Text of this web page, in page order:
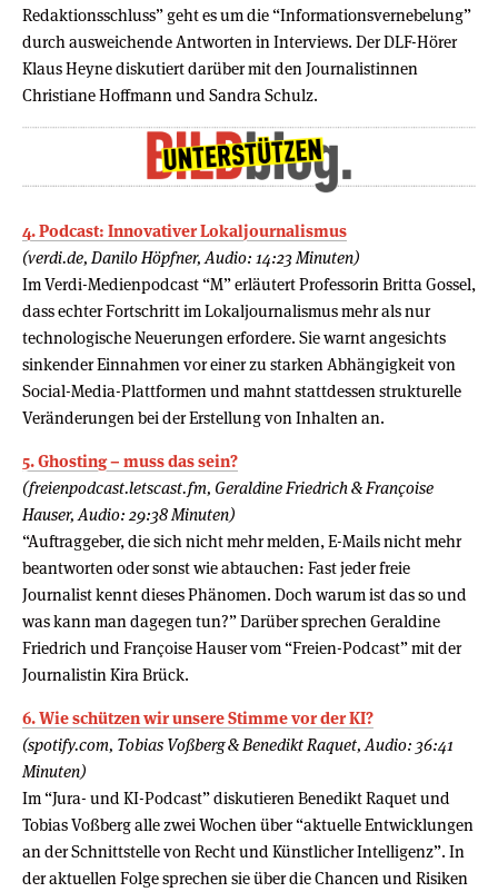
Redaktionsschluss” geht es um die “Informationsvernebelung”
durch ausweichende Antworten in Interviews. Der DLF-Hörer
Klaus Heyne diskutiert darüber mit den Journalistinnen
Christiane Hoffmann und Sandra Schulz.
4. Podcast: Innovativer Lokaljournalismus
(verdi.de, Danilo Höpfner, Audio: 14:23 Minuten)
Im Verdi-Medienpodcast “M” erläutert Professorin Britta Gossel,
dass echter Fortschritt im Lokaljournalismus mehr als nur
technologische Neuerungen erfordere. Sie warnt angesichts
sinkender Einnahmen vor einer zu starken Abhängigkeit von
Social-Media-Plattformen und mahnt stattdessen strukturelle
Veränderungen bei der Erstellung von Inhalten an.
5. Ghosting – muss das sein?
(freienpodcast.letscast.fm, Geraldine Friedrich & Françoise
Hauser, Audio: 29:38 Minuten)
“Auftraggeber, die sich nicht mehr melden, E-Mails nicht mehr
beantworten oder sonst wie abtauchen: Fast jeder freie
Journalist kennt dieses Phänomen. Doch warum ist das so und
was kann man dagegen tun?” Darüber sprechen Geraldine
Friedrich und Françoise Hauser vom “Freien-Podcast” mit der
Journalistin Kira Brück.
6. Wie schützen wir unsere Stimme vor der KI?
(spotify.com, Tobias Voßberg & Benedikt Raquet, Audio: 36:41
Minuten)
Im “Jura- und KI-Podcast” diskutieren Benedikt Raquet und
Tobias Voßberg alle zwei Wochen über “aktuelle Entwicklungen
an der Schnittstelle von Recht und Künstlicher Intelligenz”. In
der aktuellen Folge sprechen sie über die Chancen und Risiken